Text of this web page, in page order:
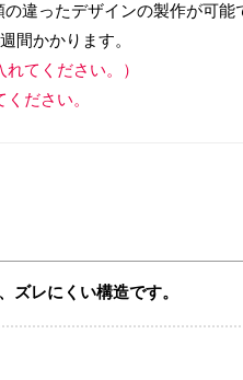
違ったデザインの製作が可能
間かかります。
てください。）
ださい。
ズレにくい構造です。